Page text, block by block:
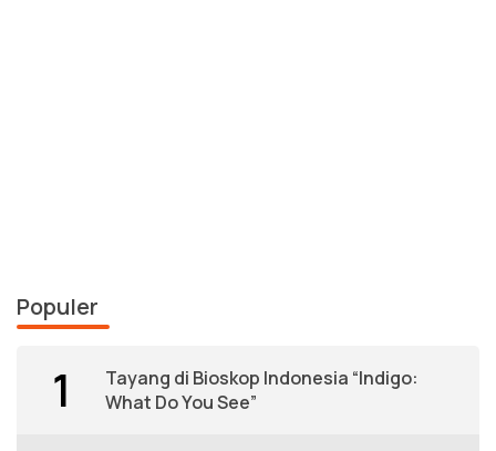
Populer
1
Tayang di Bioskop Indonesia “Indigo:
What Do You See”